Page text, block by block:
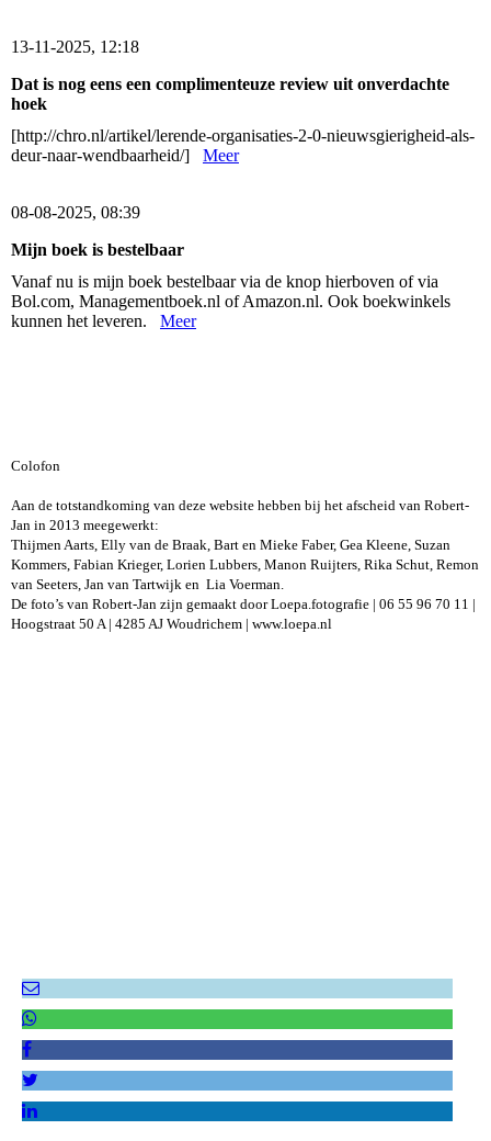
13-11-2025, 12:18
Dat is nog eens een complimenteuze review uit onverdachte
hoek
[http://chro.nl/artikel/lerende-organisaties-2-0-nieuwsgierigheid-als-
deur-naar-wendbaarheid/] Meer
08-08-2025, 08:39
Mijn boek is bestelbaar
Vanaf nu is mijn boek bestelbaar via de knop hierboven of via
Bol.com, Managementboek.nl of Amazon.nl. Ook boekwinkels
kunnen het leveren. Meer
Colofon
Aan de totstandkoming van deze website hebben bij het afscheid van Robert-
Jan in 2013 meegewerkt:
Thijmen Aarts, Elly van de Braak, Bart en Mieke Faber, Gea Kleene, Suzan
Kommers, Fabian Krieger, Lorien Lubbers, Manon Ruijters, Rika Schut, Remon
van Seeters, Jan van Tartwijk en Lia Voerman.
De foto’s van Robert-Jan zijn gemaakt door Loepa.fotografie | 06 55 96 70 11 |
Hoogstraat 50 A | 4285 AJ Woudrichem | www.loepa.nl